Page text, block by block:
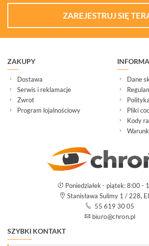
ZAREJESTRUJ SIĘ
ZAKUPY
Dostawa
Serwis i reklamacje
Zwrot
Program lojalnościowy
Dane
Pliki
Kody
Poniedziałek - piątek: 8:00 -
Stanisława Sulimy 1 / 228,
55 619 30 05
SZYBKI KONTAKT